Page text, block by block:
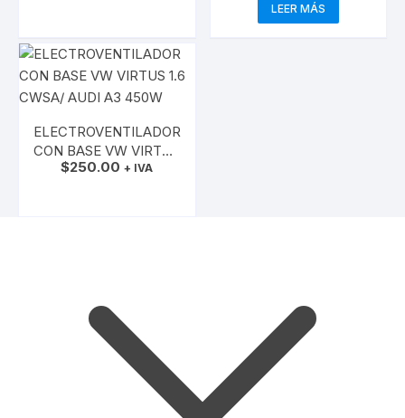
A5 / AMAROK
DERECHA /
LEER MÁS
ELECTROVENTILADOR
CON BASE VW VIRTUS
1.6 CWSA/ AUDI A3
$250.00 + IVA